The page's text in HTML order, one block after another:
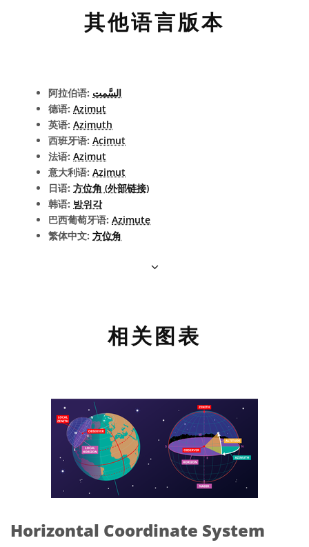
其他语言版本
阿拉伯语: السَّمت
德语: Azimut
英语: Azimuth
西班牙语: Acimut
法语: Azimut
意大利语: Azimut
日语: 方位角 (外部链接)
韩语: 방위각
巴西葡萄牙语: Azimute
繁体中文: 方位角
相关图表
Horizontal Coordinate System